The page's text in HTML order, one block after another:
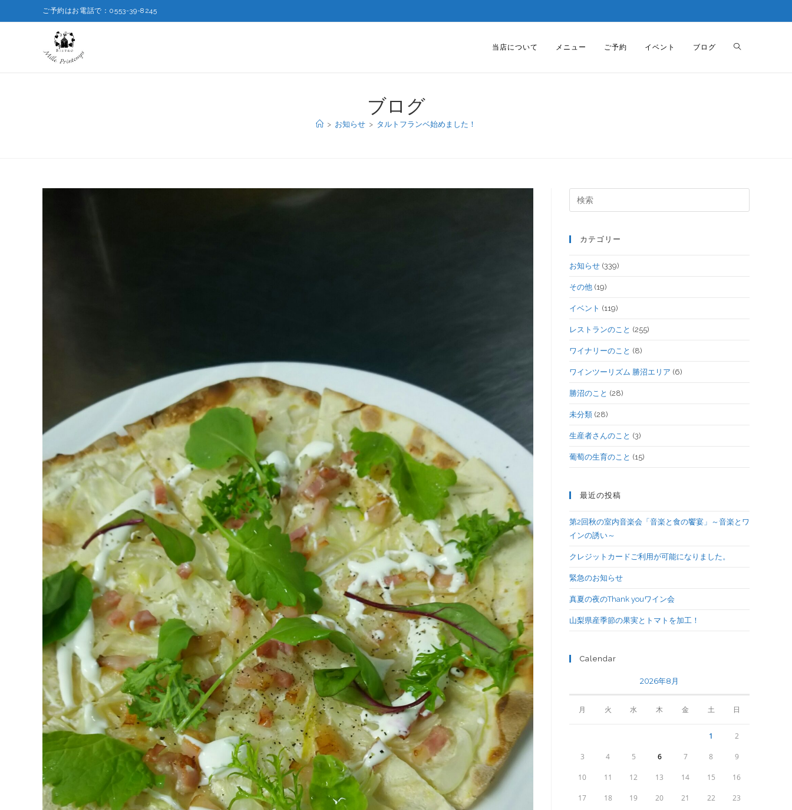
ご予約はお電話で：0553-39-8245
当店について メニュー ご予約 イベント ブログ
ブログ
> お知らせ > タルトフランベ始めました！
カテゴリー
お知らせ (339)
その他 (19)
イベント (119)
レストランのこと (255)
ワイナリーのこと (8)
ワインツーリズム 勝沼エリア (6)
勝沼のこと (28)
未分類 (28)
生産者さんのこと (3)
葡萄の生育のこと (15)
最近の投稿
第2回秋の室内音楽会「音楽と食の饗宴」～音楽とワ
インの誘い～
クレジットカードご利用が可能になりました。
緊急のお知らせ
真夏の夜のThank youワイン会
山梨県産季節の果実とトマトを加工！
Calendar
2026年8月
月 火 水 木 金 土 日
1 2
3 4 5 6 7 8 9
10 11 12 13 14 15 16
17 18 19 20 21 22 23